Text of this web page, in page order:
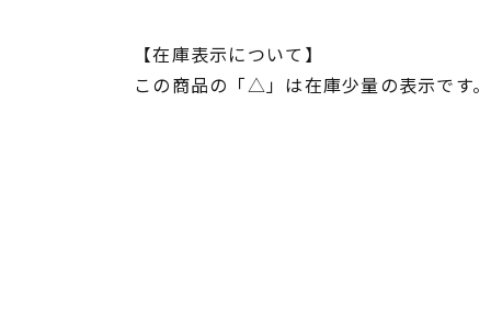
【在庫表示について】
この商品の「△」は在庫少量の表示です。